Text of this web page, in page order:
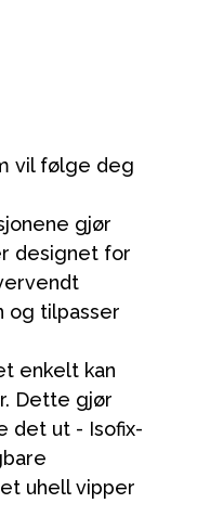
vil følge deg
gjør
designet for
og tilpasser
enkelt kan
Dette gjør
det ut - Isofix-
uhell vipper